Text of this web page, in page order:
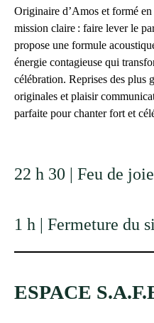
Originaire d’Amos et formé
mission claire : faire lever le
propose une formule
énergie contagieuse qui
célébration. Reprises des plus
originales et plaisir
parfaite pour chanter fort et
22 h 30 | Feu de joie
1 h | Fermeture du
ESPACE